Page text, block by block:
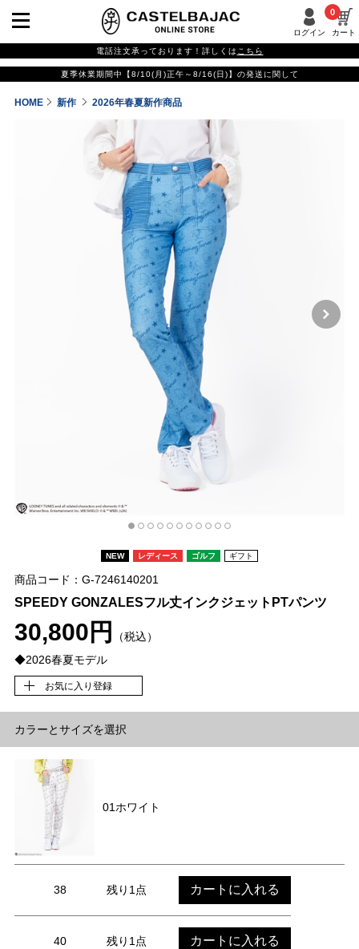
ログイン カート
0
電話注文承っております！詳しくは こちら
夏季休業期間中【8/10(月)正午～8/16(日)】の発送に関して
HOME 新作 2026年春夏新作商品
NEW レディース ゴルフ ギフト
商品コード：G-7246140201
SPEEDY GONZALESフル丈インクジェットPTパンツ
30,800円
（税込）
◆2026春夏モデル
お気に入り登録
カラーとサイズを選択
01ホワイト
38 残り1点 カートに入れる
40 残り1点 カートに入れる